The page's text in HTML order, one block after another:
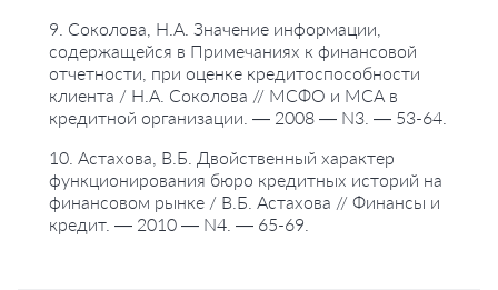
9. Соколова, Н.А. Значение информации,
содержащейся в Примечаниях к финансовой
отчетности, при оценке кредитоспособности
клиента / Н.А. Соколова // МСФО и МСА в
кредитной организации. — 2008 — N3. — 53-64.
10. Астахова, В.Б. Двойственный характер
функционирования бюро кредитных историй на
финансовом рынке / В.Б. Астахова // Финансы и
кредит. — 2010 — N4. — 65-69.